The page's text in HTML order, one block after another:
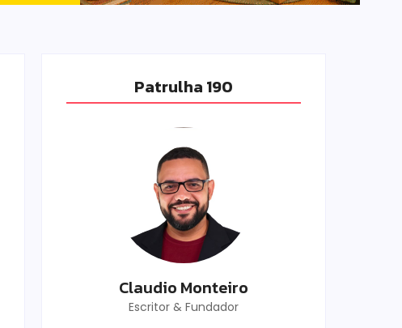
Patrulha 190
Claudio Monteiro
Escritor & Fundador